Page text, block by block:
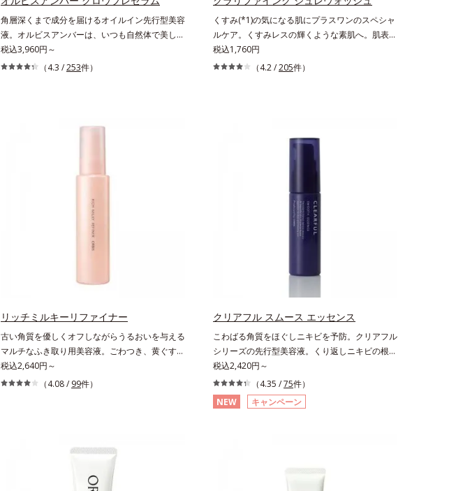
を微細化すること*6 アルテアエキス配合＝保湿
成分各商品の詳しい情報は商品ページをご覧くだ
さい。・BEAUTY夏祭りは、こちら
角層深くまで成分を届けるオイルイン先行型美容
液。オルビスアンバーは、いつも⾃然体で美しく
ありたいと願う⼤⼈世代に寄り添うブランドで
す。年齢印象研究に基づいた肌サイエンスで、複
透。ADセラミドミックスが肌をすこやかに整
ぐに使うことで、あとのオールインワンクリーム
の肌なじみを高め、うるおいとツヤのある肌を叶
えます。*1 肌にハリを与え若々しい印象*2
スクワラン、トリ（カプリル酸／カプリン酸）グ
税込3,960円～
（4.3 /253件）
くすみ(*1)の気になる肌にプラスワンのスペシャ
ルケア。くすみレスの輝くような素肌へ。肌表面
の余分な角層を落として、くすみ(*1)レスな輝く
ような素肌へ整える(*2)スペシャル洗顔料です。
たいのはクリアな肌に整えるクリアコンディショ
ニング処方と、贅沢に配合された保湿成分。一瞬
みをため込まないすこやかな肌に整え、パールエ
キス(*3)とヒアルロン酸(*4)がうるおって透き通
るような透明感を叶えます。顔色がどんよりして
いる、ファンデのノリがイマイチ、肌のざらつき
やくすみが気になる、化粧水が肌になじまな
去することで健やかな肌を保ち、うるおいを保つ
ことで肌を整えること*3 加水分解コンキオリン
税込1,760円
（4.2 /205件）
リッチミルキーリファイナー
古い角質を優しくオフしながらうるおいを与える
マルチなふき取り用美容液。ごわつき、黄ぐすみ
など、さまざまな年齢肌悩みに関わる角層の糖
化。角層が糖化する前に(*)やさしくほぐしてオ
おいを届けると、くもりのないクリアな肌に。さ
らにうるおいをキャッチして蓄える水性ヴェール
を肌の上に形成することで、次に使う化粧水のな
税込2,640円～
（4.08 / 99件）
クリアフル スムース エッセンス
こわばる角質をほぐしニキビを予防。クリアフル
シリーズの先行型美容液。くり返しニキビの根本
原因と毛穴の両方にアプローチする、薬用ニキビ
スキンケア「クリアフルシリーズ」の先行型美容
液です。こわばった角質をやわらかくほぐし、毛
穴詰まりの起こりにくいなめらかな肌へ。化粧水
「ナノVCショットカプセル」を採用。化粧水前
に塗るだけの簡単ケアで、ゴワつきや肌荒れ、ニ
税込2,420円～
（4.35 /75件）
NEW
キャンペーン